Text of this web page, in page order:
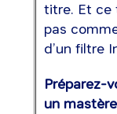
titre. Et ce
pas
d’un filtre
Préparez-
un